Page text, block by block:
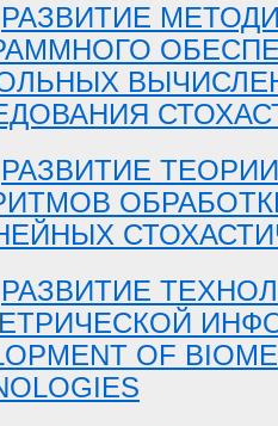
РАЗВИТИЕ
РАЗВИТИЕ
РАЗВИТИЕ
OF